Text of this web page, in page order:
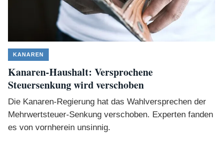
KANAREN
Kanaren-Haushalt: Versprochene
Steuersenkung wird verschoben
Die Kanaren-Regierung hat das Wahlversprechen der
Mehrwertsteuer-Senkung verschoben. Experten fanden
es von vornherein unsinnig.